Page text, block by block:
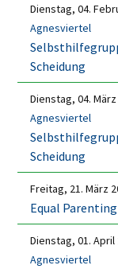
Dienstag, 04.
Agnesviertel
Scheidung
Dienstag, 04.
Agnesviertel
Scheidung
Freitag, 21. März
Equal
Dienstag, 01.
Agnesviertel